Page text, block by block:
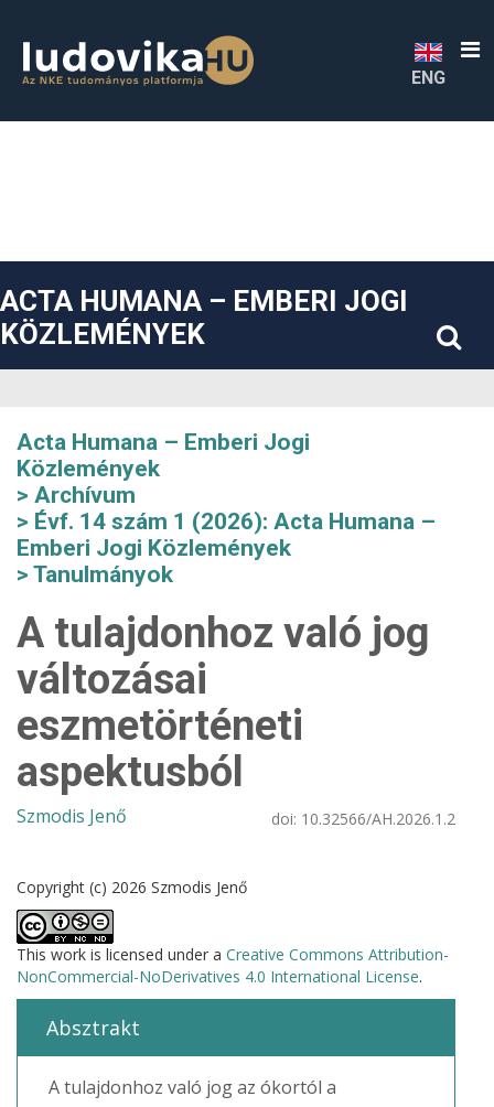
##plugins.themes.bootstrap3.accessible_menu.sidebar##
ENG
ACTA HUMANA – EMBERI JOGI
KÖZLEMÉNYEK
Acta Humana – Emberi Jogi
Közlemények
Archívum
Évf. 14 szám 1 (2026): Acta Humana –
Emberi Jogi Közlemények
Tanulmányok
A tulajdonhoz való jog
változásai
eszmetörténeti
aspektusból
Szmodis Jenő doi: 10.32566/AH.2026.1.2
Copyright (c) 2026 Szmodis Jenő
This work is licensed under a Creative Commons Attribution-
NonCommercial-NoDerivatives 4.0 International License.
Absztrakt
A tulajdonhoz való jog az ókortól a